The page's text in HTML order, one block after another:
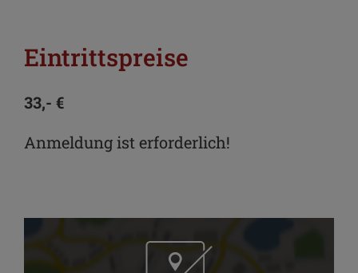
Eintrittspreise
33,- €
Anmeldung ist erforderlich!